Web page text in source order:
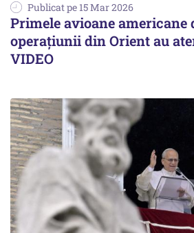
Publicat pe 15 Mar 2026
Primele avioane americane
operațiunii din Orient au
VIDEO